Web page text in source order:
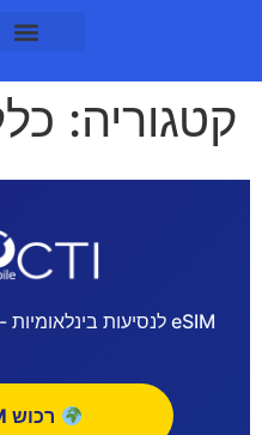
קטגוריה:
eSIM לנסיעות בינלאומיות - חיבור מהיר ב-180+ מדינות
רכוש eSIM עכשיו